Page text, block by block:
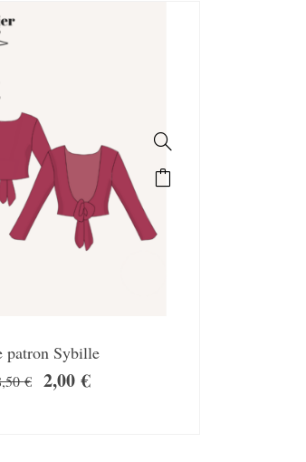
patron Sybille
€ 2,00€